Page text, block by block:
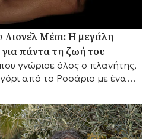
Μέσι: Η μεγάλη
πάντα τη ζωή του
γνώρισε όλος ο πλανήτης,
από το Ροσάριο με ένα